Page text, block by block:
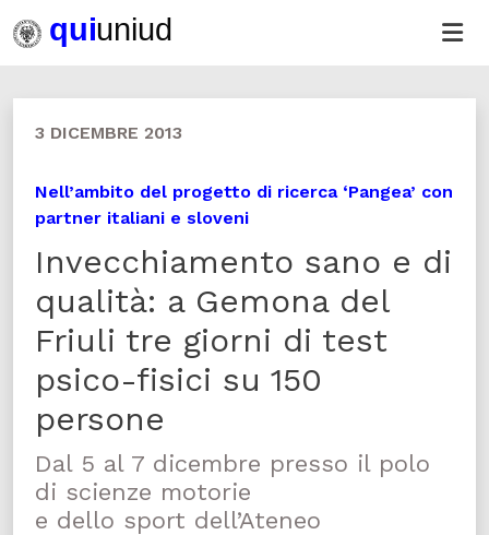
3 DICEMBRE 2013
Nell’ambito del progetto di ricerca ‘Pangea’ con
partner italiani e sloveni
Invecchiamento sano e di
qualità: a Gemona del
Friuli tre giorni di test
psico-fisici su 150
persone
Dal 5 al 7 dicembre presso il polo
di scienze motorie
e dello sport dell’Ateneo